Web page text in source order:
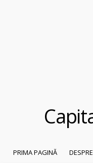
PRIMA PAGINĂ